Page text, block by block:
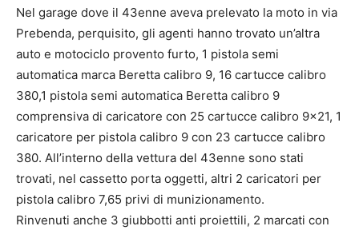
Nel garage dove il 43enne aveva prelevato la moto in via
Prebenda, perquisito, gli agenti hanno trovato un’altra
auto e motociclo provento furto, 1 pistola semi
automatica marca Beretta calibro 9, 16 cartucce calibro
380,1 pistola semi automatica Beretta calibro 9
comprensiva di caricatore con 25 cartucce calibro 9×21, 1
caricatore per pistola calibro 9 con 23 cartucce calibro
380. All’interno della vettura del 43enne sono stati
trovati, nel cassetto porta oggetti, altri 2 caricatori per
pistola calibro 7,65 privi di munizionamento.
Rinvenuti anche 3 giubbotti anti proiettili, 2 marcati con